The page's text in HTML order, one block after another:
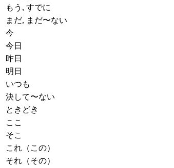
もう, すでに
まだ, まだ〜ない
今
今日
昨日
明日
いつも
決して〜ない
ときどき
ここ
そこ
これ（この）
それ（その）